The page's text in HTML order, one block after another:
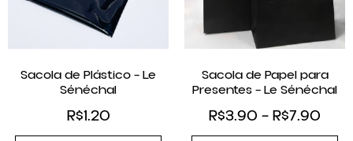
Sacola de Plástico – Le
Sénéchal
R$1.20
Sacola de Papel para
Presentes – Le Sénéchal
R$3.90 –R$7.90